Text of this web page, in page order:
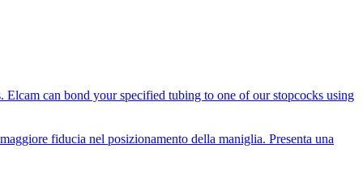
can bond your specified tubing to one of our stopcocks using
fiducia nel posizionamento della maniglia. Presenta una